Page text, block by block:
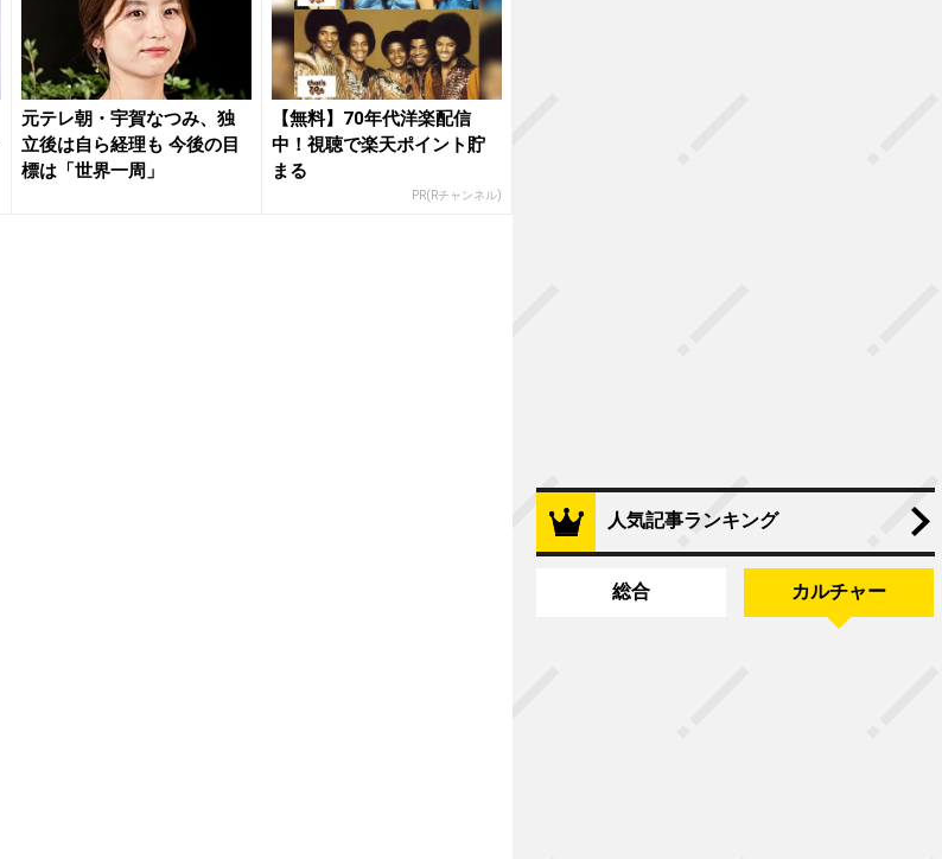
元テレ朝・宇賀なつみ、独
立後は自ら経理も 今後の目
標は「世界一周」
【無料】70年代洋楽配信
中！視聴で楽天ポイント貯
まる
PR(Rチャンネル)
人気記事ランキング
総合 カルチャー